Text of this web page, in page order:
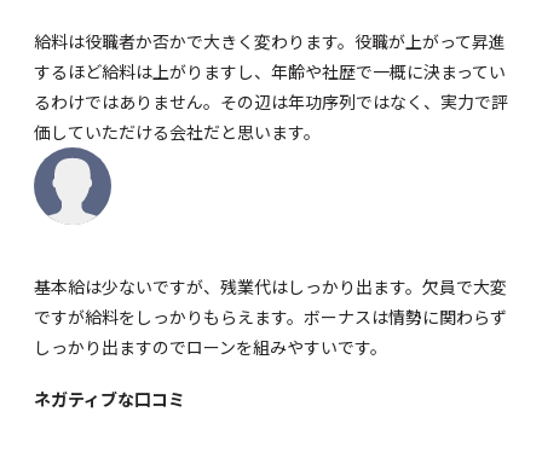
給料は役職者か否かで大きく変わります。役職が上がって昇進
するほど給料は上がりますし、年齢や社歴で一概に決まってい
るわけではありません。その辺は年功序列ではなく、実力で評
価していただける会社だと思います。
基本給は少ないですが、残業代はしっかり出ます。欠員で大変
ですが給料をしっかりもらえます。ボーナスは情勢に関わらず
しっかり出ますのでローンを組みやすいです。
ネガティブな口コミ